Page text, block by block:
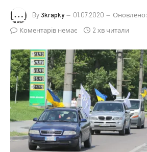
By 3krapky 01.07.2020 Оновлено:
Коментарів немає
2 хв читали